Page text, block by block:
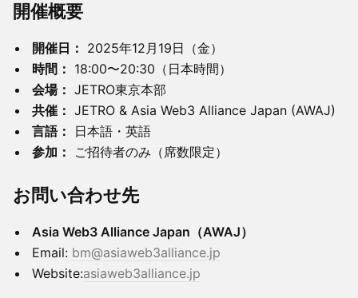
開催概要
開催日： 2025年12月19日（金）
時間： 18:00〜20:30（日本時間）
会場： JETRO東京本部
共催： JETRO & Asia Web3 Alliance Japan (AWAJ)
言語：
日本語・英語
参加：
ご招待者のみ（席数限定）
お問い合わせ先
Asia Web3 Alliance Japan（AWAJ）
Email: bm@asiaweb3alliance.jp
Website:asiaweb3alliance.jp